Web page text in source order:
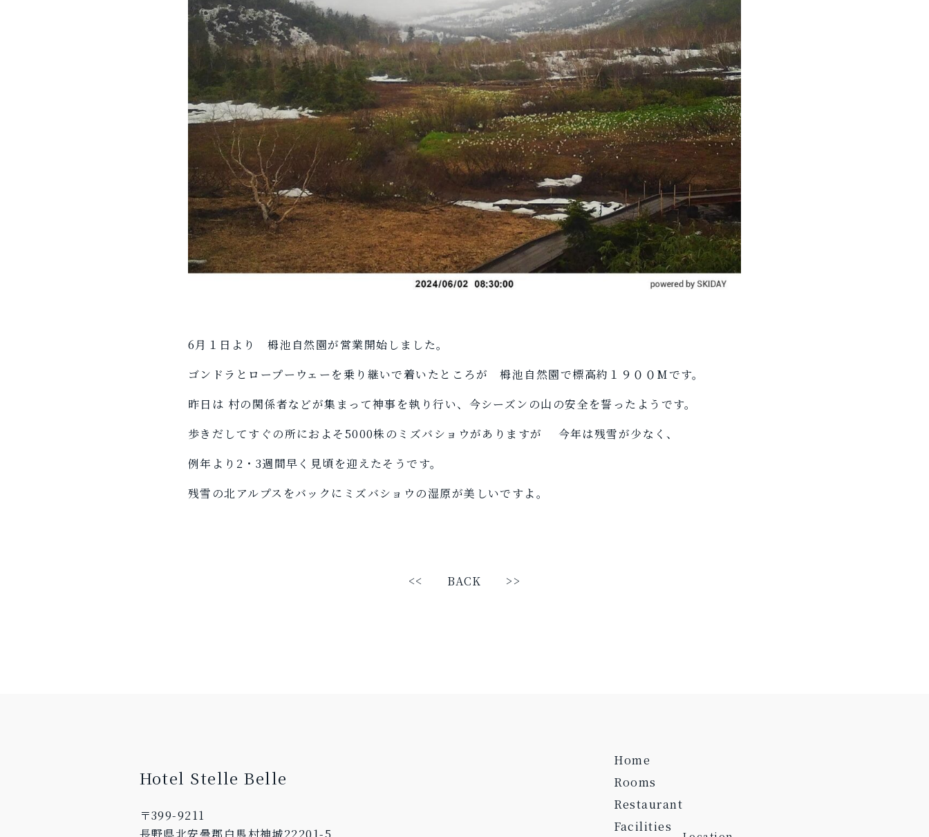
6月１日より 栂池自然園が営業開始しました。
ゴンドラとロープーウェーを乗り継いで着いたところが 栂池自然園で標高約１９００Mです。
昨日は 村の関係者などが集まって神事を執り行い、今シーズンの山の安全を誓ったようです。
歩きだしてすぐの所におよそ5000株のミズバショウがありますが 今年は残雪が少なく、
例年より2・3週間早く見頃を迎えたそうです。
残雪の北アルプスをバックにミズバショウの湿原が美しいですよ。
<< BACK >>
Hotel Stelle Belle
〒399-9211
Home
Rooms
Restaurant
Facilities